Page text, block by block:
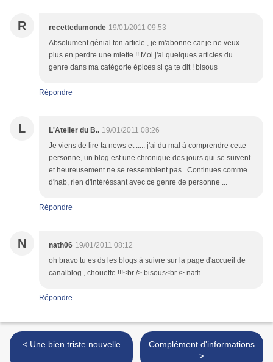
R recettedumonde 19/01/2011 09:53
Absolument génial ton article , je m'abonne car je ne veux
plus en perdre une miette !! Moi j'ai quelques articles du
genre dans ma catégorie épices si ça te dit ! bisous
Répondre
L L'Atelier du B.. 19/01/2011 08:26
Je viens de lire ta news et ..... j'ai du mal à comprendre cette
personne, un blog est une chronique des jours qui se suivent
et heureusement ne se ressemblent pas . Continues comme
d'hab, rien d'intéréssant avec ce genre de personne ...
Répondre
N nath06 19/01/2011 08:12
oh bravo tu es ds les blogs à suivre sur la page d'accueil de
canalblog , chouette !!!<br /> bisous<br /> nath
Répondre
< Une bien triste nouvelle
Complément d'informations
>